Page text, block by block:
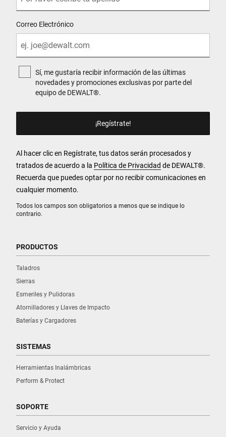
Todos los campos son obligatorios a menos que se indique lo
contrario.
Correo Electrónico
Sí, me gustaría recibir información de las últimas
novedades y promociones exclusivas por parte del
equipo de DEWALT®.
Al hacer clic en Regístrate, tus datos serán procesados y
tratados de acuerdo a la Política de Privacidad de DEWALT®.
Recuerda que puedes optar por no recibir comunicaciones en
cualquier momento.
PRODUCTOS
Taladros
Sierras
Esmeriles y Pulidoras
Atornilladores y Llaves de Impacto
Baterías y Cargadores
SISTEMAS
Herramientas Inalámbricas
Perform & Protect
SOPORTE
Servicio y Ayuda